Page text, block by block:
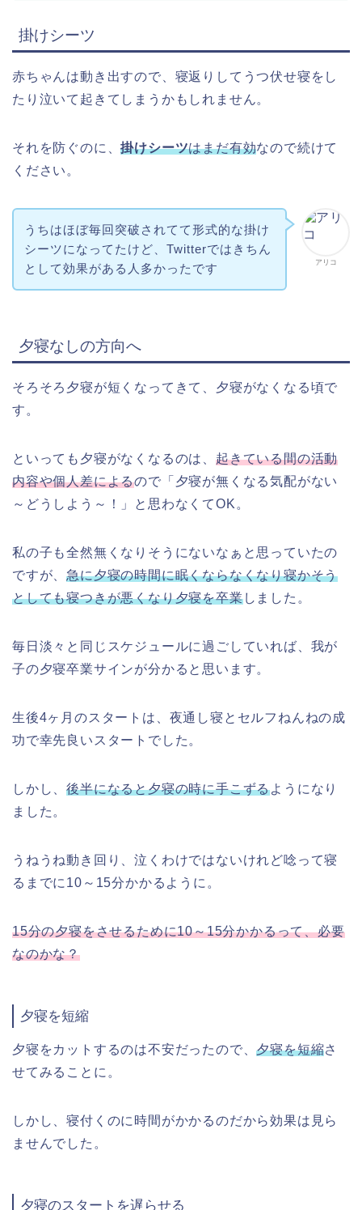
掛けシーツ
赤ちゃんは動き出すので、寝返りしてうつ伏せ寝をし
たり泣いて起きてしまうかもしれません。
それを防ぐのに、掛けシーツはまだ有効なので続けて
ください。
アリコ
うちはほぼ毎回突破されてて形式的な掛け
シーツになってたけど、Twitterではきちん
として効果がある人多かったです
夕寝なしの方向へ
そろそろ夕寝が短くなってきて、夕寝がなくなる頃で
す。
といっても夕寝がなくなるのは、 起きている間の活動
内容や個人差によるので「夕寝が無くなる気配がない
～どうしよう～！」と思わなくてOK。
私の子も全然無くなりそうにないなぁと思っていたの
ですが、急に夕寝の時間に眠くならなくなり寝かそう
としても寝つきが悪くなり夕寝を卒業しました。
毎日淡々と同じスケジュールに過ごしていれば、我が
子の夕寝卒業サインが分かると思います。
生後4ヶ月のスタートは、夜通し寝とセルフねんねの成
功で幸先良いスタートでした。
しかし、後半になると夕寝の時に手こずるようになり
ました。
うねうね動き回り、泣くわけではないけれど唸って寝
るまでに10～15分かかるように。
15分の夕寝をさせるために10～15分かかるって、必要
なのかな？
夕寝を短縮
夕寝をカットするのは不安だったので、夕寝を短縮さ
せてみることに。
しかし、寝付くのに時間がかかるのだから効果は見ら
ませんでした。
夕寝のスタートを遅らせる